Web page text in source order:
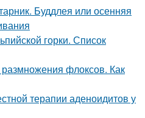
Буддлея или осенняя
горки. Список
флоксов. Как
терапии аденоидитов у